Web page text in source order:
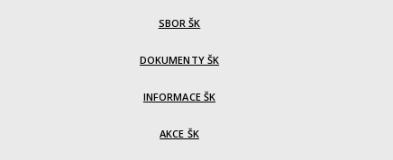
SBOR ŠK
DOKUMENTY ŠK
INFORMACE ŠK
AKCE ŠK